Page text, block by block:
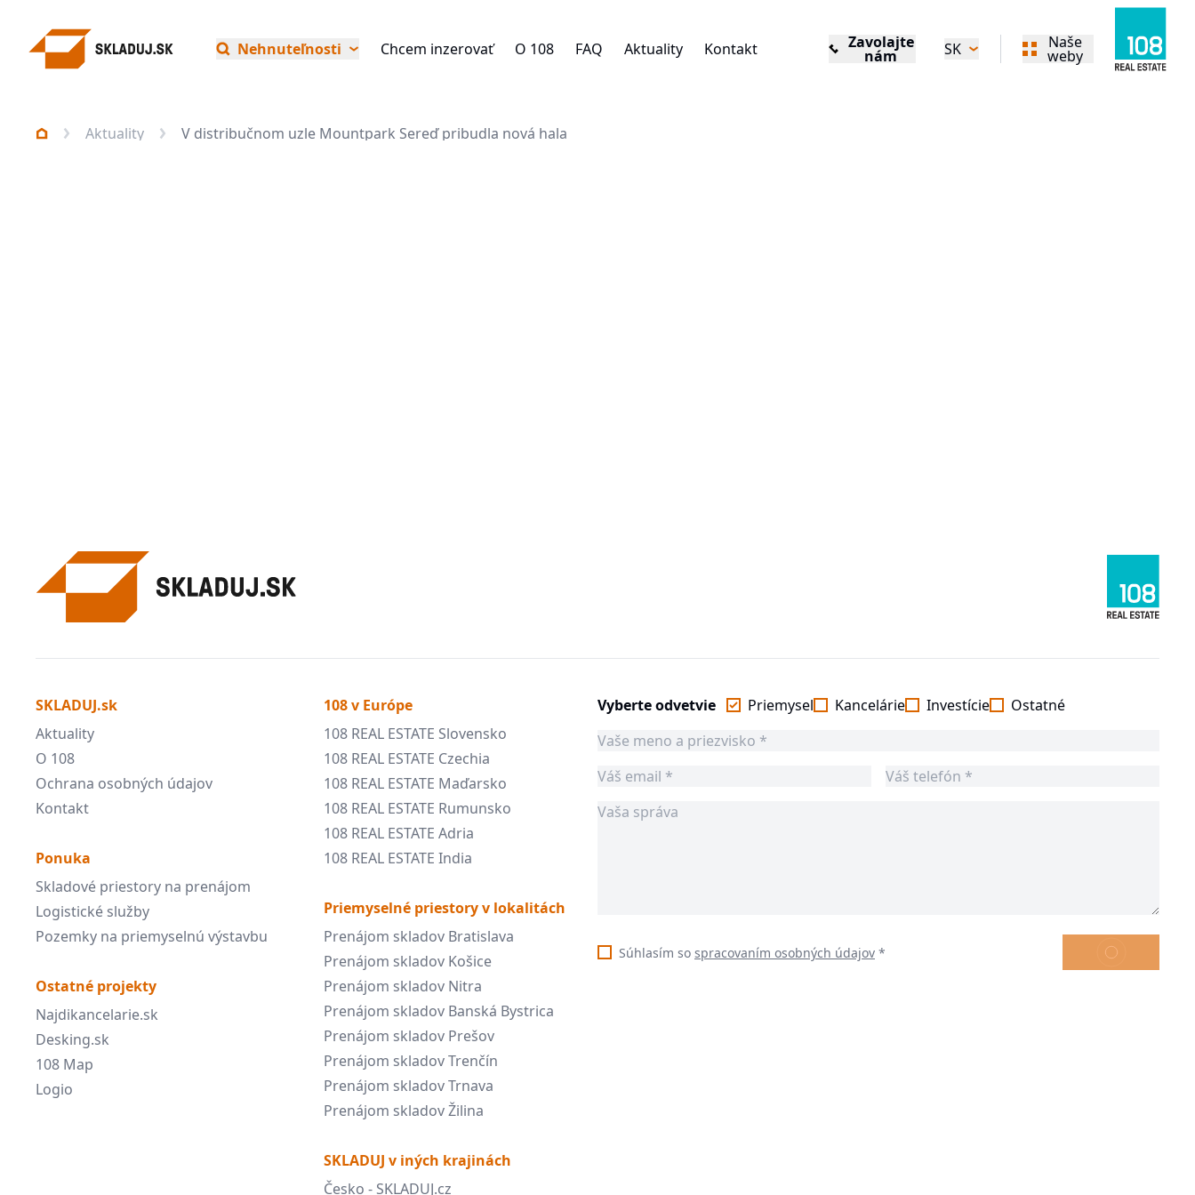
Nehnuteľnosti Chcem inzerovať O 108 FAQ Aktuality Kontakt Zavolajte
nám SK Naše
weby
Aktuality V distribučnom uzle Mountpark Sereď pribudla nová hala
SKLADUJ.sk
Aktuality
O 108
Ochrana osobných údajov
Kontakt
Ponuka
Skladové priestory na prenájom
Logistické služby
Pozemky na priemyselnú výstavbu
Ostatné projekty
Najdikancelarie.sk
Desking.sk
108 Map
Logio
108 v Európe
108 REAL ESTATE Slovensko
108 REAL ESTATE Czechia
108 REAL ESTATE Maďarsko
108 REAL ESTATE Rumunsko
108 REAL ESTATE Adria
108 REAL ESTATE India
Priemyselné priestory v lokalitách
Prenájom skladov Bratislava
Prenájom skladov Košice
Prenájom skladov Nitra
Prenájom skladov Banská Bystrica
Prenájom skladov Prešov
Prenájom skladov Trenčín
Prenájom skladov Trnava
Prenájom skladov Žilina
SKLADUJ v iných krajinách
Česko - SKLADUJ.cz
Vyberte odvetvie Priemysel Kancelárie Investície Ostatné
Súhlasím so spracovaním osobných údajov * ODOSLAŤ